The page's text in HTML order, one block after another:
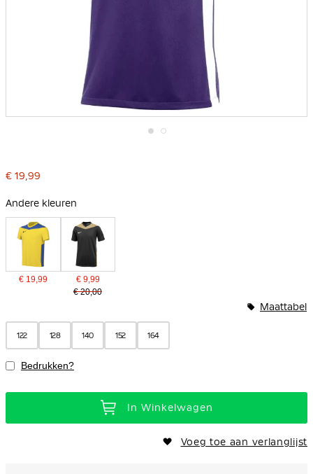
begin
de
€ 19,99
Andere kleuren
€ 19,99
€ 9,99
€ 20,00
122 128 140 152 164
Maattabel
Bedrukken?
In Winkelwagen
Voeg toe aan verlanglijst